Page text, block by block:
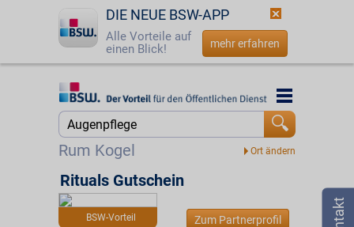
DIE NEUE BSW-APP
Alle Vorteile auf
einen Blick!
mehr erfahren
Startseite
Jetzt BSW-Mitglied werden
Login
☎ 0800 - 279 25 82
Rum Kogel
Startseite
Suche
BSW-Vorteil
Rituals Gutschein
Zum Partnerprofil